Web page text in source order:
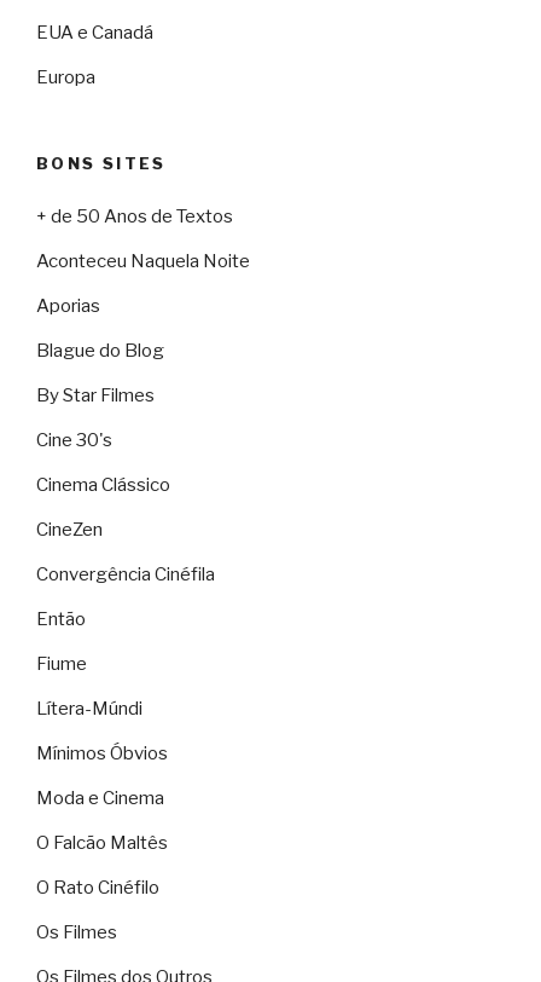
EUA e Canadá
Europa
BONS SITES
+ de 50 Anos de Textos
Aconteceu Naquela Noite
Aporias
Blague do Blog
By Star Filmes
Cine 30's
Cinema Clássico
CineZen
Convergência Cinéfila
Então
Fiume
Lítera-Múndi
Mínimos Óbvios
Moda e Cinema
O Falcão Maltês
O Rato Cinéfilo
Os Filmes
Os Filmes dos Outros